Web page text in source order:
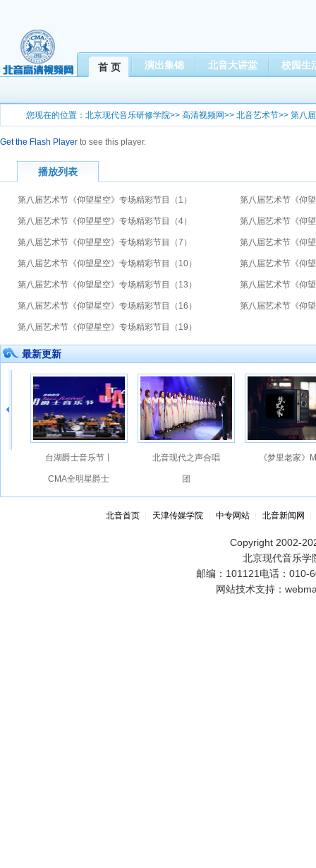
首 页 演出集锦 北音大讲堂 校园生
您现在的位置： 北京现代音乐研修学院>> 高清视频网>> 北音艺术节>> 第八届
Get the Flash Player to see this player.
播放列表
第八届艺术节《仰望星空》专场精彩节目（1） 第八届艺术节《仰
第八届艺术节《仰望星空》专场精彩节目（4） 第八届艺术节《仰
第八届艺术节《仰望星空》专场精彩节目（7） 第八届艺术节《仰
第八届艺术节《仰望星空》专场精彩节目（10） 第八届艺术节《仰
第八届艺术节《仰望星空》专场精彩节目（13） 第八届艺术节《仰
第八届艺术节《仰望星空》专场精彩节目（16） 第八届艺术节《仰
第八届艺术节《仰望星空》专场精彩节目（19）
最新更新
台湖爵士音乐节丨
CMA全明星爵士
大乐队
北音现代之声合唱
团
《梦里老家》
北音首页 天津传媒学院 ┊中专网站 ┊北音新闻网
Copyright 2002-
北京现代音乐学
邮编：101121电话：
网站技术支持：